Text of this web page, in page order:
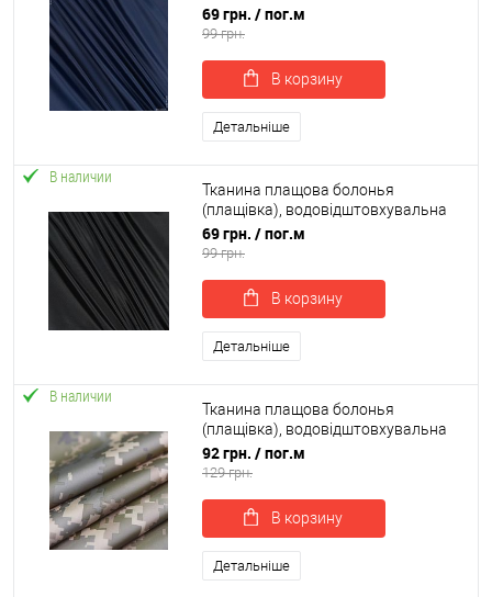
однотонна 150 см синій (TK-0017)
69 грн. / пог.м
99 грн.
В корзину
Детальніше
В наличии
Тканина плащова болонья
(плащівка), водовідштовхувальна
однотонна 150 см чорний (TK-0016)
69 грн. / пог.м
99 грн.
В корзину
Детальніше
В наличии
Тканина плащова болонья
(плащівка), водовідштовхувальна
однотонна 150 см чорний (TK-0016)
92 грн. / пог.м
129 грн.
В корзину
Детальніше